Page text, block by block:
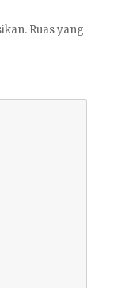
Ruas yang